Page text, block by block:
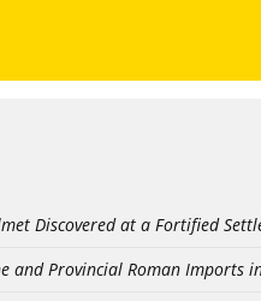
Discovered at a Fortified
and Provincial Roman Imports